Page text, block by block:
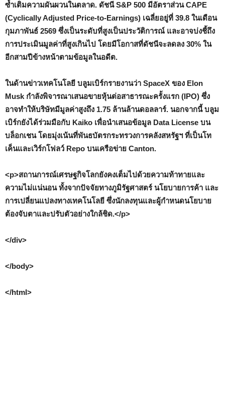
ซ้ำเติมความผันผวนในตลาด. ดัชนี S&P 500 มีอัตราส่วน CAPE
(Cyclically Adjusted Price-to-Earnings) เฉลี่ยอยู่ที่ 39.8 ในเดือน
กุมภาพันธ์ 2569 ซึ่งเป็นระดับที่สูงเป็นประวัติการณ์ และอาจบ่งชี้ถึง
การประเมินมูลค่าที่สูงเกินไป โดยมีโอกาสที่ดัชนีจะลดลง 30% ใน
อีกสามปีข้างหน้าตามข้อมูลในอดีต.
ในด้านข่าวเทคโนโลยี บลูมเบิร์กรายงานว่า SpaceX ของ Elon
Musk กำลังพิจารณาเสนอขายหุ้นต่อสาธารณะครั้งแรก (IPO) ซึ่ง
อาจทำให้บริษัทมีมูลค่าสูงถึง 1.75 ล้านล้านดอลลาร์. นอกจากนี้ บลูม
เบิร์กยังได้ร่วมมือกับ Kaiko เพื่อนำเสนอข้อมูล Data License บน
บล็อกเชน โดยมุ่งเน้นที่พันธบัตรกระทรวงการคลังสหรัฐฯ ที่เป็นโท
เค็นและเวิร์กโฟลว์ Repo บนเครือข่าย Canton.
<p>สถานการณ์เศรษฐกิจโลกยังคงเต็มไปด้วยความท้าทายและ
ความไม่แน่นอน ทั้งจากปัจจัยทางภูมิรัฐศาสตร์ นโยบายการค้า และ
การเปลี่ยนแปลงทางเทคโนโลยี ซึ่งนักลงทุนและผู้กำหนดนโยบาย
ต้องจับตาและปรับตัวอย่างใกล้ชิด.</p>
</div>
</body>
</html>